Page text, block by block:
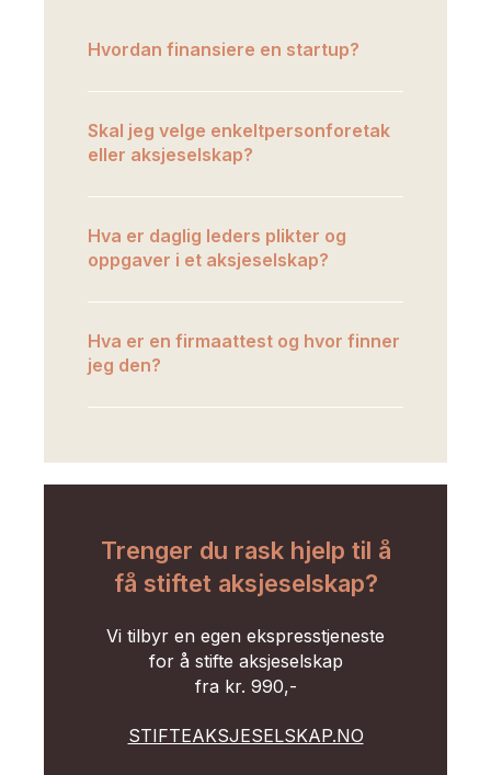
Hvordan finansiere en startup?
Skal jeg velge enkeltpersonforetak
eller aksjeselskap?
Hva er daglig leders plikter og
oppgaver i et aksjeselskap?
Hva er en firmaattest og hvor finner
jeg den?
Trenger du rask hjelp til å
få stiftet aksjeselskap?
Vi tilbyr en egen ekspresstjeneste
for å stifte aksjeselskap
fra kr. 990,-
STIFTEAKSJESELSKAP.NO